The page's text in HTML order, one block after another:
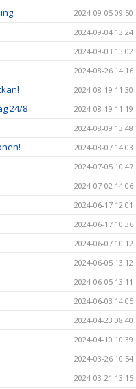
2024-09-05 09:50
2024-09-04 13:24
2024-09-03 13:02
2024-08-26 14:16
2024-08-19 11:30
24/8 2024-08-19 11:19
2024-08-09 13:48
2024-08-07 14:03
2024-07-05 10:47
2024-07-02 14:06
2024-06-17 12:01
2024-06-17 10:36
2024-06-07 10:12
2024-06-05 13:12
2024-06-05 13:11
2024-06-03 14:05
2024-04-23 08:40
2024-04-10 10:39
2024-03-26 10:54
2024-03-21 13:15